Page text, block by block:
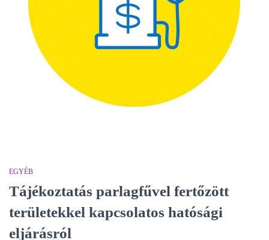
EGYÉB
Tájékoztatás parlagfűvel fertőzött
területekkel kapcsolatos hatósági
eljárásról